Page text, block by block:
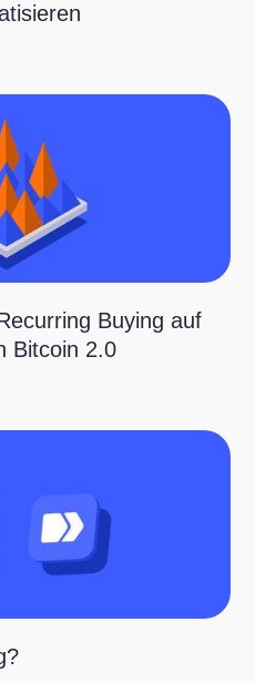
Buying auf
Bitcoin 2.0